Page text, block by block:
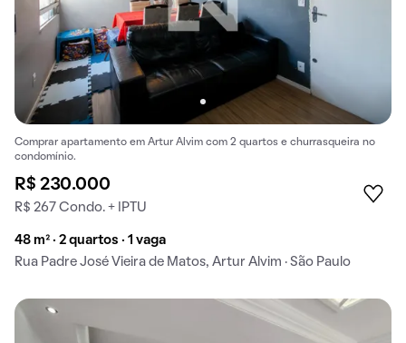
Comprar apartamento em Artur Alvim com 2 quartos e churrasqueira no
condomínio.
R$ 230.000
R$ 267 Condo. + IPTU
48 m² · 2 quartos · 1 vaga
Rua Padre José Vieira de Matos, Artur Alvim · São Paulo